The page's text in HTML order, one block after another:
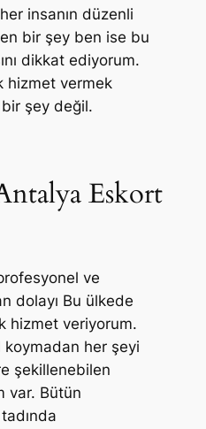
insanın düzenli
bir şey ben ise bu
dikkat ediyorum.
hizmet vermek
şey değil.
Eskort
ve
dolayı Bu ülkede
hizmet veriyorum.
koymadan her şeyi
şekillenebilen
var. Bütün